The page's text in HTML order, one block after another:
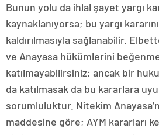
Bunun yolu da ihlal şayet yargı
kaynaklanıyorsa; bu yargı
kaldırılmasıyla sağlanabilir.
ve Anayasa hükümlerini
katılmayabilirsiniz; ancak bir
da katılmasak da bu kararlara
sorumluluktur. Nitekim
maddesine göre; AYM kararları